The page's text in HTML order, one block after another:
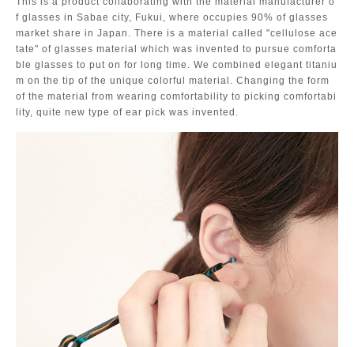
f glasses in Sabae city, Fukui, where occupies 90% of glasses
market share in Japan. There is a material called "cellulose ace
tate" of glasses material which was invented to pursue comforta
ble glasses to put on for long time. We combined elegant titaniu
m on the tip of the unique colorful material. Changing the form
of the material from wearing comfortability to picking comfortabi
lity, quite new type of ear pick was invented.